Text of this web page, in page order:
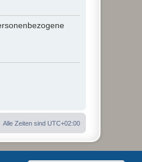
Alle Zeiten sind UTC+02:00